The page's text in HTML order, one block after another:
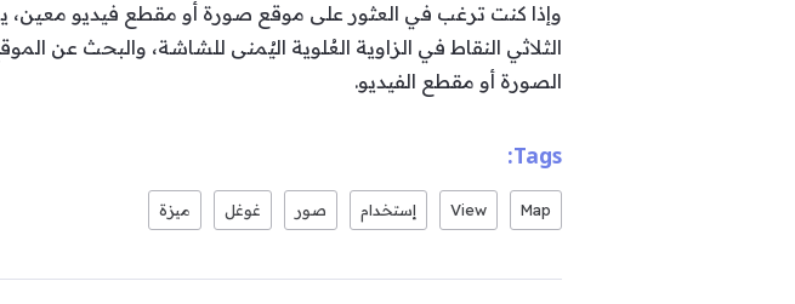
وإذا كنت ترغب في العثور على موقع صورة أو مقطع فيديو معين،
الصورة أو مقطع الفيديو.
Tags:
Map
View إستخدام صور غوغل ميزة